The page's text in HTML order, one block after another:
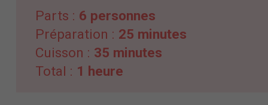
Parts : 6 personnes
Préparation : 25 minutes
Cuisson : 35 minutes
Total : 1 heure